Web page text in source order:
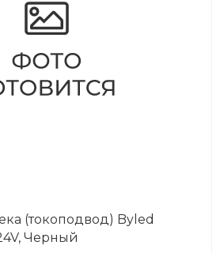
(токоподвод) Byled
Черный